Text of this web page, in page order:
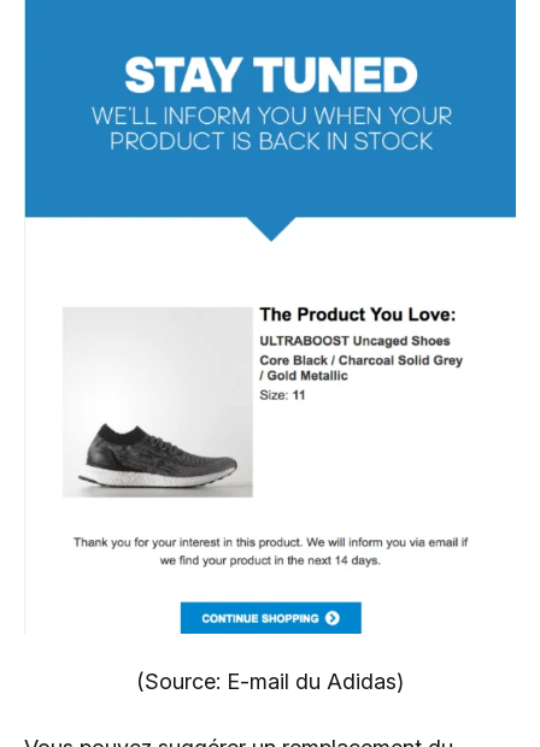
(Source: E-mail du Adidas)